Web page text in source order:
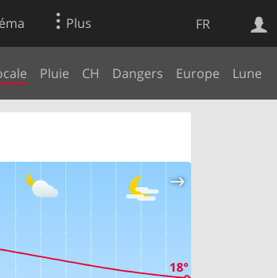
FR
Plus
Pluie CH Dangers Europe Lune
Web